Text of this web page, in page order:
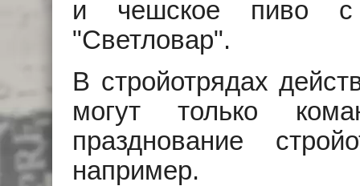
и чешское пиво с
"Светловар".
В стройотрядах
могут только
празднование
например.